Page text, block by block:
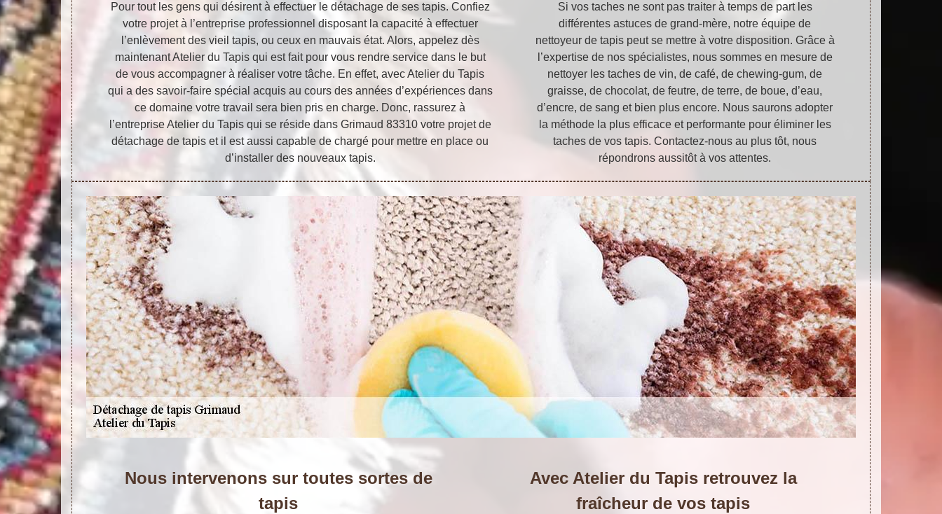
Pour tout les gens qui désirent à effectuer le détachage de ses tapis. Confiez
votre projet à l’entreprise professionnel disposant la capacité à effectuer
l’enlèvement des vieil tapis, ou ceux en mauvais état. Alors, appelez dès
maintenant Atelier du Tapis qui est fait pour vous rendre service dans le but
de vous accompagner à réaliser votre tâche. En effet, avec Atelier du Tapis
qui a des savoir-faire spécial acquis au cours des années d’expériences dans
ce domaine votre travail sera bien pris en charge. Donc, rassurez à
l’entreprise Atelier du Tapis qui se réside dans Grimaud 83310 votre projet de
détachage de tapis et il est aussi capable de chargé pour mettre en place ou
d’installer des nouveaux tapis.
Si vos taches ne sont pas traiter à temps de part les
différentes astuces de grand-mère, notre équipe de
nettoyeur de tapis peut se mettre à votre disposition. Grâce à
l’expertise de nos spécialistes, nous sommes en mesure de
nettoyer les taches de vin, de café, de chewing-gum, de
graisse, de chocolat, de feutre, de terre, de boue, d’eau,
d’encre, de sang et bien plus encore. Nous saurons adopter
la méthode la plus efficace et performante pour éliminer les
taches de vos tapis. Contactez-nous au plus tôt, nous
répondrons aussitôt à vos attentes.
Nous intervenons sur toutes sortes de
tapis
Avec Atelier du Tapis retrouvez la
fraîcheur de vos tapis